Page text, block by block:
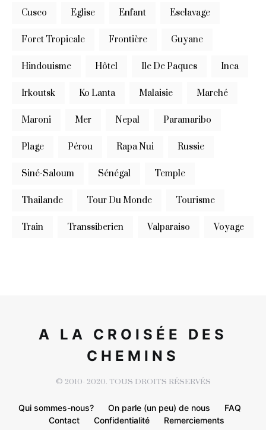
Cusco Eglise Enfant Esclavage
Foret Tropicale Frontière Guyane
Hindouisme Hôtel Ile De Paques Inca
Irkoutsk Ko Lanta Malaisie Marché
Maroni Mer Nepal Paramaribo
Plage Pérou Rapa Nui Russie
Siné-Saloum Sénégal Temple
Thailande Tour Du Monde Tourisme
Train Transsiberien Valparaiso Voyage
A LA CROISÉE DES
CHEMINS
© 2010- 2020. TOUS DROITS RÉSERVÉS
Qui sommes-nous? On parle (un peu) de nous
FAQ
Contact
Confidentialité Remerciements